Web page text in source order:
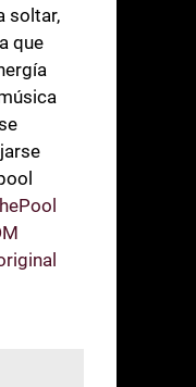
soltar,
que